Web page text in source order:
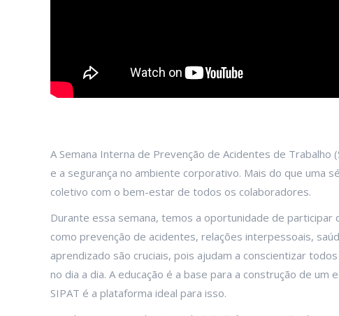
A Semana Interna de Prevenção de Acidentes de
e a segurança no ambiente corporativo. Mais do que uma
coletivo com o bem-estar de todos os colaboradores.
Durante essa semana, temos a oportunidade de
como prevenção de acidentes, relações interpessoais,
aprendizado são cruciais, pois ajudam a conscientizar
no dia a dia. A educação é a base para a construção de
SIPAT é a plataforma ideal para isso.